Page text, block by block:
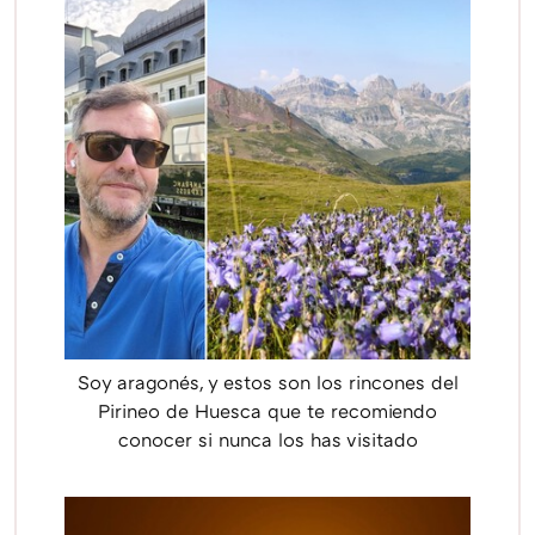
Soy aragonés, y estos son los rincones del
Pirineo de Huesca que te recomiendo
conocer si nunca los has visitado